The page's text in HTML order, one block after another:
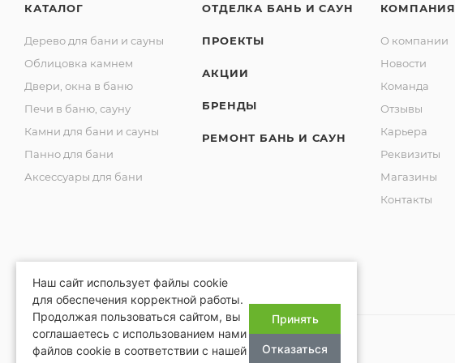
КАТАЛОГ
Дерево для бани и сауны
Облицовка камнем
Двери, окна в баню
Печи в баню, сауну
Камни для бани и сауны
Панно для бани
Аксессуары для бани
ОТДЕЛКА БАНЬ И САУН
ПРОЕКТЫ
АКЦИИ
БРЕНДЫ
РЕМОНТ БАНЬ И САУН
КОМПАНИЯ
О компании
Новости
Команда
Отзывы
Карьера
Реквизиты
Магазины
Контакты
Наш сайт использует файлы cookie
для обеспечения корректной работы.
Продолжая пользоваться сайтом, вы
соглашаетесь с использованием нами
файлов cookie в соответствии с нашей
Принять
Отказаться